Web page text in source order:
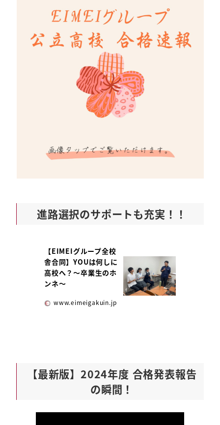
進路選択のサポートも充実！！
【EIMEIグループ全校
舎合同】YOUは何しに
高校へ？～卒業生のホ
ンネ～
www.eimeigakuin.jp
【最新版】2024年度 合格発表報告
の瞬間！